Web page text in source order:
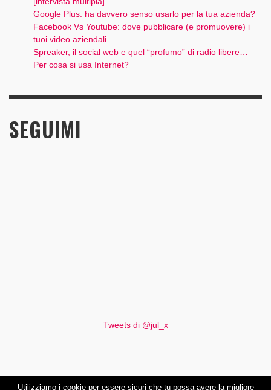
Google Plus: ha davvero senso usarlo per la tua azienda?
Facebook Vs Youtube: dove pubblicare (e promuovere) i
tuoi video aziendali
Spreaker, il social web e quel “profumo” di radio libere…
Per cosa si usa Internet?
SEGUIMI
Tweets di @jul_x
Utilizziamo i cookie per essere sicuri che tu possa avere la migliore